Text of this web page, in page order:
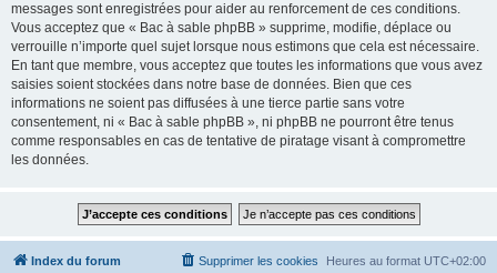
messages sont enregistrées pour aider au renforcement de ces conditions.
Vous acceptez que « Bac à sable phpBB » supprime, modifie, déplace ou
verrouille n’importe quel sujet lorsque nous estimons que cela est nécessaire.
En tant que membre, vous acceptez que toutes les informations que vous avez
saisies soient stockées dans notre base de données. Bien que ces
informations ne soient pas diffusées à une tierce partie sans votre
consentement, ni « Bac à sable phpBB », ni phpBB ne pourront être tenus
comme responsables en cas de tentative de piratage visant à compromettre
les données.
Index du forum Heures au format UTC+02:00
Supprimer les cookies